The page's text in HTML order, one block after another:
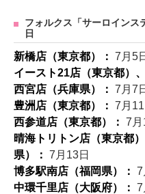
フォルクス「サーロインス
日
新橋店（東京都）： 7月5
イースト21店（東京都）
西宮店（兵庫県）： 7月7
豊洲店（東京都）： 7月11
西参道店（東京都）： 7月
晴海トリトン店（東京都
県）： 7月13日
博多駅南店（福岡県）： 7
中環千里店（大阪府）： 7